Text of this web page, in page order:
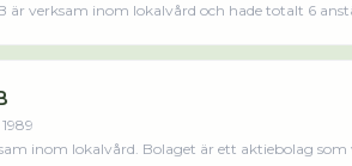
är verksam inom lokalvård och hade totalt 6
mindre
1989
inom lokalvård. Bolaget är ett aktiebolag